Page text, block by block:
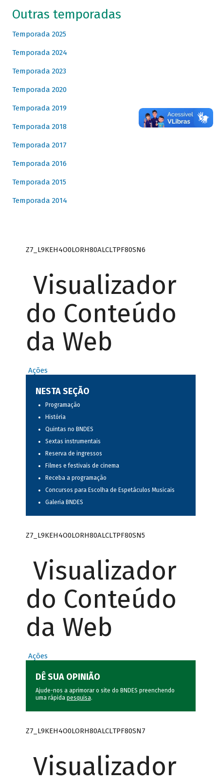
Outras temporadas
Temporada 2025
Temporada 2024
Temporada 2023
Temporada 2020
Temporada 2019
Temporada 2018
Temporada 2017
Temporada 2016
Temporada 2015
Temporada 2014
Z7_L9KEH4O0LORH80ALCLTPF80SN6
Visualizador
do Conteúdo
da Web
Ações
NESTA SEÇÃO
Programação
História
Quintas no BNDES
Sextas instrumentais
Reserva de ingressos
Filmes e festivais de cinema
Receba a programação
Concursos para Escolha de Espetáculos Musicais
Galeria BNDES
Z7_L9KEH4O0LORH80ALCLTPF80SN5
Visualizador
do Conteúdo
da Web
Ações
DÊ SUA OPINIÃO
Ajude-nos a aprimorar o site do BNDES preenchendo
uma rápida pesquisa.
Z7_L9KEH4O0LORH80ALCLTPF80SN7
Visualizador